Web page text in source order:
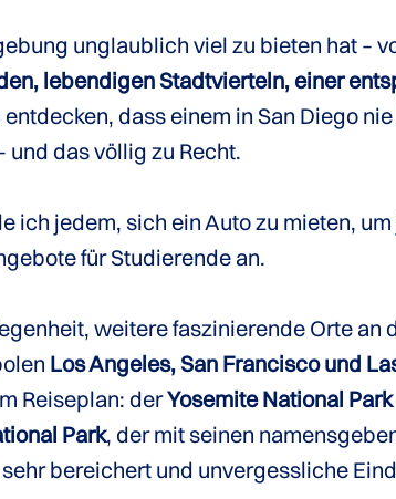
unglaublich viel zu bieten hat –
lebendigen Stadtvierteln, einer
entdecken, dass einem in San Diego
und das völlig zu Recht.
ich jedem, sich ein Auto zu mieten,
für Studierende an.
weitere faszinierende Orte an
Los Angeles, San Francisco und
Reiseplan: derYosemite National Park
Park, der mit seinen
bereichert und unvergessliche